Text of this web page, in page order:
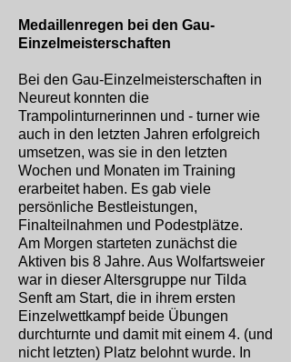
Medaillenregen bei den Gau-
Einzelmeisterschaften
Bei den Gau-Einzelmeisterschaften in
Neureut konnten die
Trampolinturnerinnen und - turner wie
auch in den letzten Jahren erfolgreich
umsetzen, was sie in den letzten
Wochen und Monaten im Training
erarbeitet haben. Es gab viele
persönliche Bestleistungen,
Finalteilnahmen und Podestplätze.
Am Morgen starteten zunächst die
Aktiven bis 8 Jahre. Aus Wolfartsweier
war in dieser Altersgruppe nur Tilda
Senft am Start, die in ihrem ersten
Einzelwettkampf beide Übungen
durchturnte und damit mit einem 4. (und
nicht letzten) Platz belohnt wurde. In